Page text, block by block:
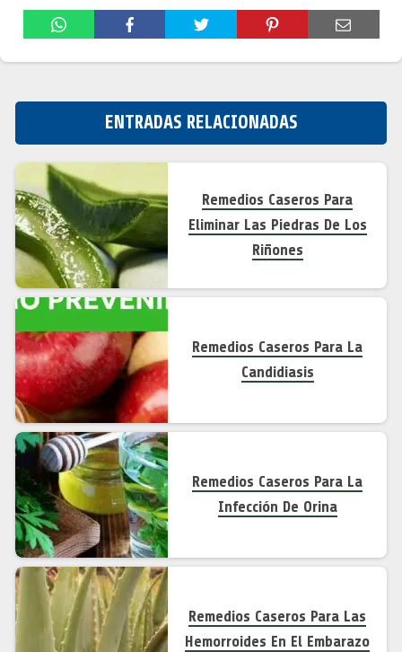
ENTRADAS RELACIONADAS
Remedios Caseros Para
Eliminar Las Piedras De Los
Riñones
Remedios Caseros Para La
Candidiasis
Remedios Caseros Para La
Infección De Orina
Remedios Caseros Para Las
Hemorroides En El Embarazo